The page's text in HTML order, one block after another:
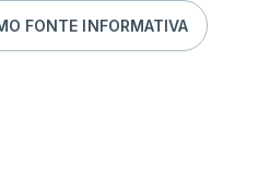
FONTE INFORMATIVA